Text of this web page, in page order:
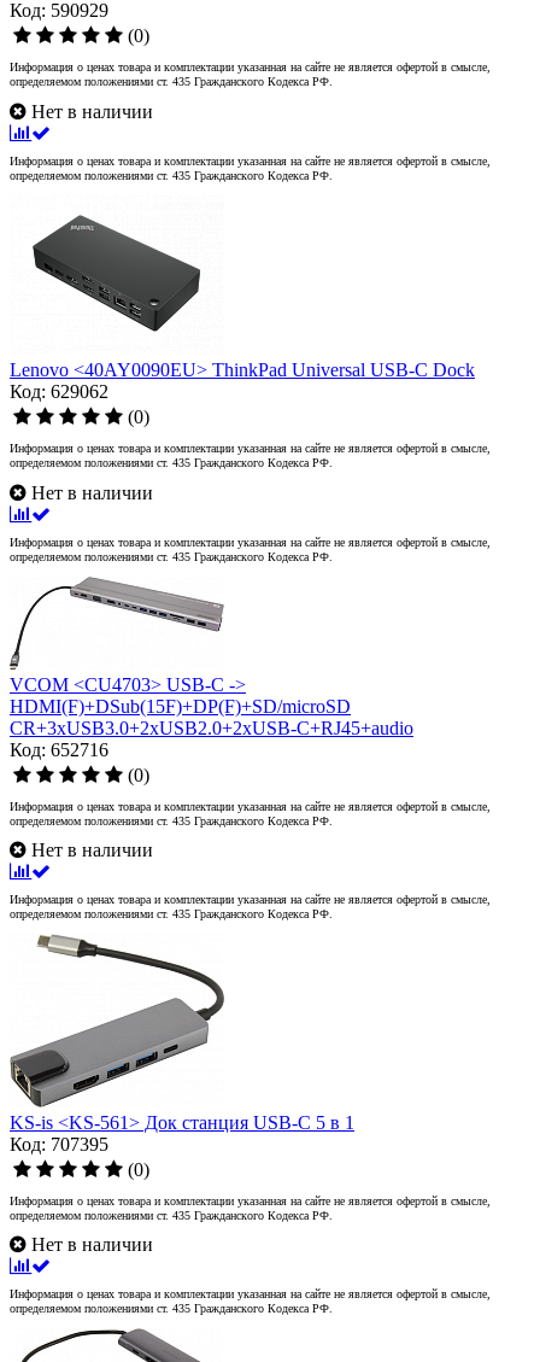
Код: 590929
(0)
Информация о ценах товара и комплектации указанная на сайте не является офертой в смысле,
определяемом положениями ст. 435 Гражданского Кодекса РФ.
Нет в наличии
Информация о ценах товара и комплектации указанная на сайте не является офертой в смысле,
определяемом положениями ст. 435 Гражданского Кодекса РФ.
Lenovo <40AY0090EU> ThinkPad Universal USB-C Dock
Код: 629062
(0)
Информация о ценах товара и комплектации указанная на сайте не является офертой в смысле,
определяемом положениями ст. 435 Гражданского Кодекса РФ.
Нет в наличии
Информация о ценах товара и комплектации указанная на сайте не является офертой в смысле,
определяемом положениями ст. 435 Гражданского Кодекса РФ.
VCOM <CU4703> USB-C ->
HDMI(F)+DSub(15F)+DP(F)+SD/microSD
CR+3xUSB3.0+2xUSB2.0+2xUSB-C+RJ45+audio
Код: 652716
(0)
Информация о ценах товара и комплектации указанная на сайте не является офертой в смысле,
определяемом положениями ст. 435 Гражданского Кодекса РФ.
Нет в наличии
Информация о ценах товара и комплектации указанная на сайте не является офертой в смысле,
определяемом положениями ст. 435 Гражданского Кодекса РФ.
KS-is <KS-561> Док станция USB-C 5 в 1
Код: 707395
(0)
Информация о ценах товара и комплектации указанная на сайте не является офертой в смысле,
определяемом положениями ст. 435 Гражданского Кодекса РФ.
Нет в наличии
Информация о ценах товара и комплектации указанная на сайте не является офертой в смысле,
определяемом положениями ст. 435 Гражданского Кодекса РФ.